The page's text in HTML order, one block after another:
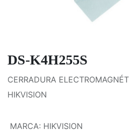
DS-K4H255S
CERRADURA
HIKVISION
MARCA: HIKVISION